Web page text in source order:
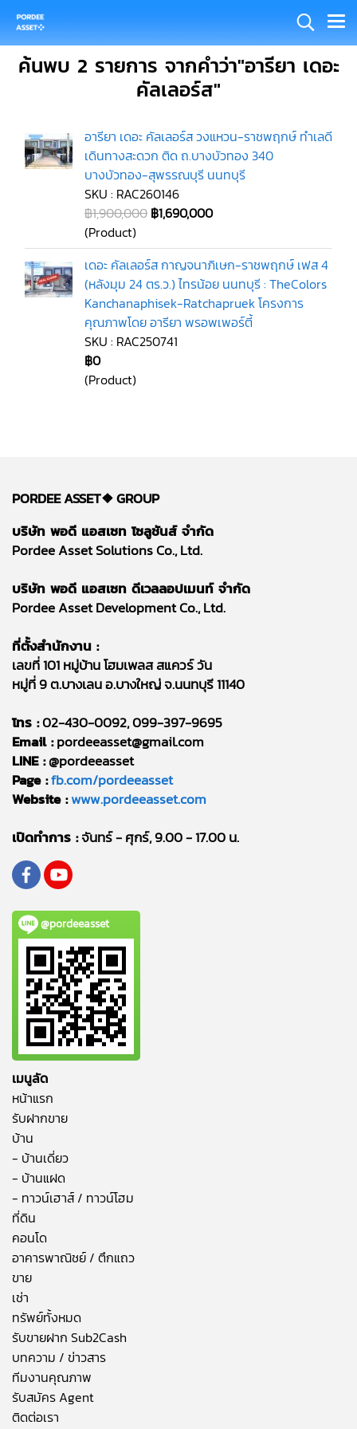
ค้นพบ 2 รายการ จากคำว่า"อารียา เดอะ
คัลเลอร์ส"
อารียา เดอะ คัลเลอร์ส วงแหวน-ราชพฤกษ์ ทำเลดี
เดินทางสะดวก ติด ถ.บางบัวทอง 340
บางบัวทอง-สุพรรณบุรี นนทบุรี
SKU : RAC260146
฿1,900,000 ฿1,690,000
(Product)
เดอะ คัลเลอร์ส กาญจนาภิเษก-ราชพฤกษ์ เฟส 4
(หลังมุม 24 ตร.ว.) ไทรน้อย นนทบุรี : TheColors
Kanchanaphisek-Ratchapruek โครงการ
คุณภาพโดย อารียา พรอพเพอร์ตี้
SKU : RAC250741
฿0
(Product)
PORDEE ASSET❖GROUP
บริษัท พอดี แอสเซท โซลูชันส์ จำกัด
Pordee Asset Solutions Co., Ltd.
บริษัท พอดี แอสเซท ดีเวลลอปเมนท์ จำกัด
Pordee Asset Development Co., Ltd.
ที่ตั้งสำนักงาน :
เลขที่ 101 หมู่บ้าน โฮมเพลส สแควร์ วัน
หมู่ที่ 9 ต.บางเลน อ.บางใหญ่ จ.นนทบุรี 11140
โทร :02-430-0092, 099-397-9695
Email :pordeeasset@gmail.com
LINE :@pordeeasset
Page :fb.com/pordeeasset
Website :www.pordeeasset.com
เปิดทำการ :จันทร์ - ศุกร์, 9.00 - 17.00 น.
@pordeeasset
เมนูลัด
หน้าแรก
รับฝากขาย
บ้าน
- บ้านเดี่ยว
- บ้านแฝด
- ทาวน์เฮาส์ / ทาวน์โฮม
ที่ดิน
คอนโด
อาคารพาณิชย์ / ตึกแถว
ขาย
เช่า
ทรัพย์ทั้งหมด
รับขายฝาก Sub2Cash
บทความ / ข่าวสาร
ทีมงานคุณภาพ
รับสมัคร Agent
ติดต่อเรา